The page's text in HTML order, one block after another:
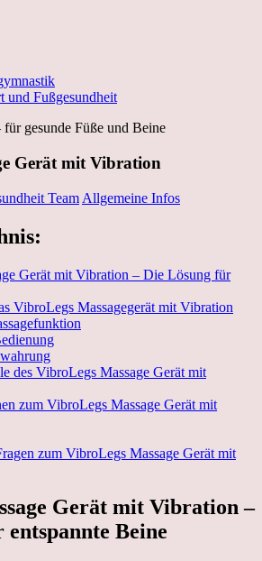
und Fußgesundheit
Gerät mit Vibration
Team Allgemeine Infos
Gerät mit Vibration – Die Lösung für
VibroLegs Massagegerät mit Vibration
des VibroLegs Massage Gerät mit
zum VibroLegs Massage Gerät mit
zum VibroLegs Massage Gerät mit
Gerät mit Vibration –
Beine